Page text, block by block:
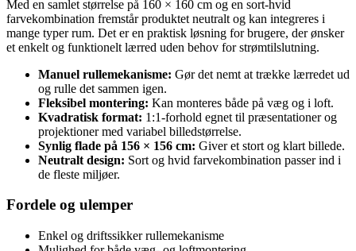
Med en samlet størrelse på 160 × 160 cm og en sort-hvid
farvekombination fremstår produktet neutralt og kan integreres i
mange typer rum. Det er en praktisk løsning for brugere, der ønsker
et enkelt og funktionelt lærred uden behov for strømtilslutning.
Manuel rullemekanisme: Gør det nemt at trække lærredet ud
og rulle det sammen igen.
Fleksibel montering: Kan monteres både på væg og i loft.
Kvadratisk format: 1:1-forhold egnet til præsentationer og
projektioner med variabel billedstørrelse.
Synlig flade på 156 × 156 cm: Giver et stort og klart billede.
Neutralt design: Sort og hvid farvekombination passer ind i
de fleste miljøer.
Fordele og ulemper
Enkel og driftssikker rullemekanisme